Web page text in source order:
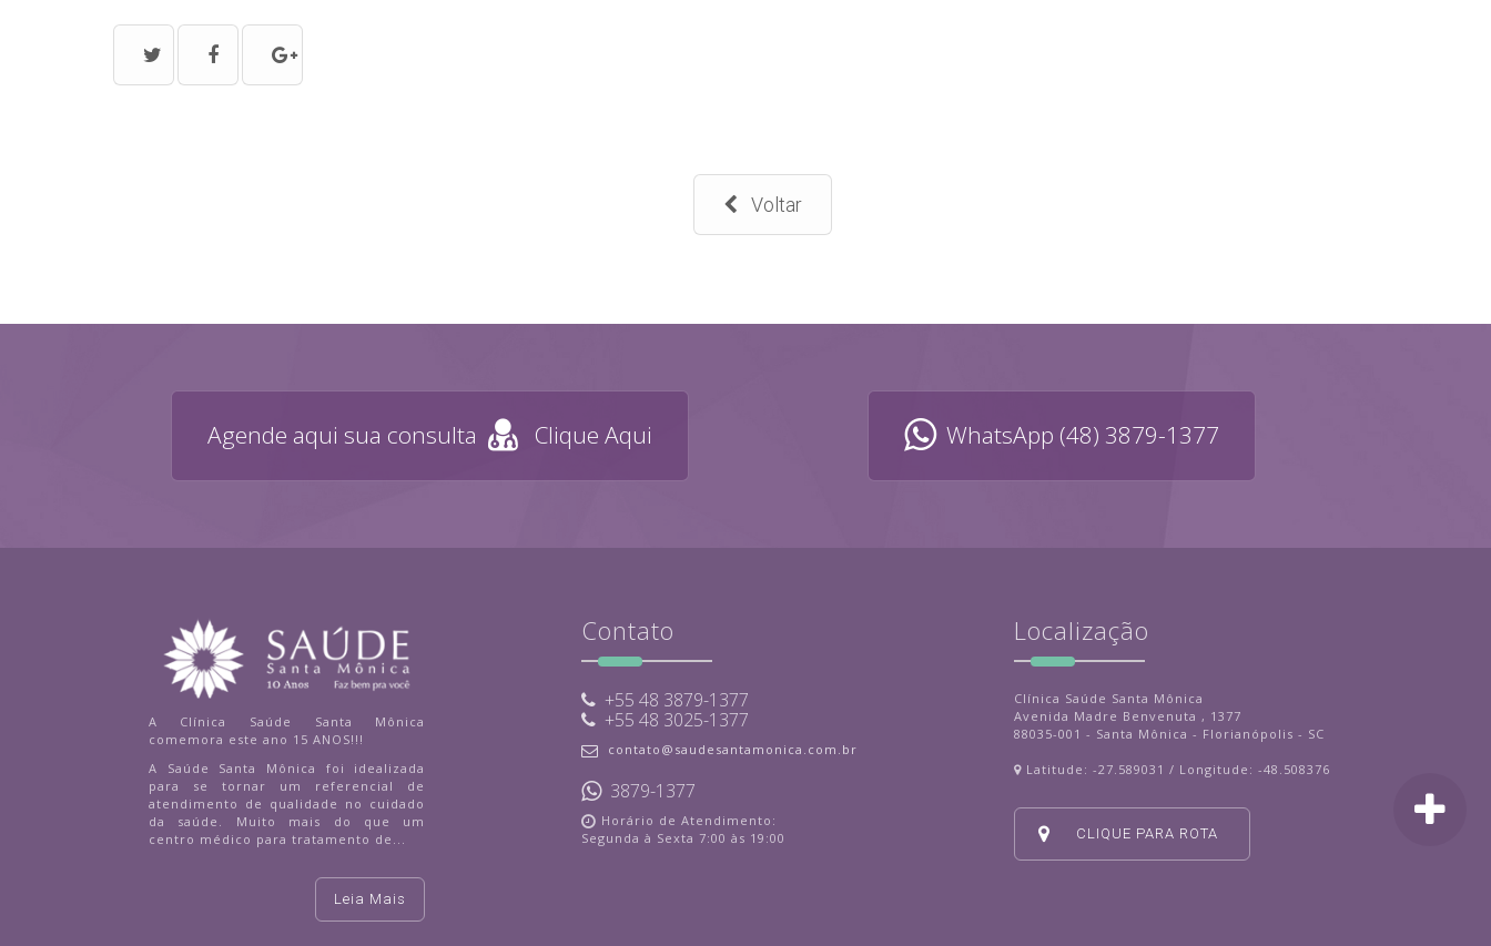
Voltar
Agende aqui sua consulta Clique Aqui WhatsApp (48) 3879-1377
A Clínica Saúde Santa Mônica
comemora este ano 15 ANOS!!!
A Saúde Santa Mônica foi idealizada
para se tornar um referencial de
atendimento de qualidade no cuidado
da saúde. Muito mais do que um
centro médico para tratamento de...
Leia Mais
Contato
+55 48 3879-1377
+55 48 3025-1377
contato@saudesantamonica.com.br
3879-1377
Horário de Atendimento:
Segunda à Sexta 7:00 às 19:00
Localização
Clínica Saúde Santa Mônica
Avenida Madre Benvenuta , 1377
88035-001 - Santa Mônica - Florianópolis - SC
Latitude: -27.589031 / Longitude: -48.508376
CLIQUE PARA ROTA